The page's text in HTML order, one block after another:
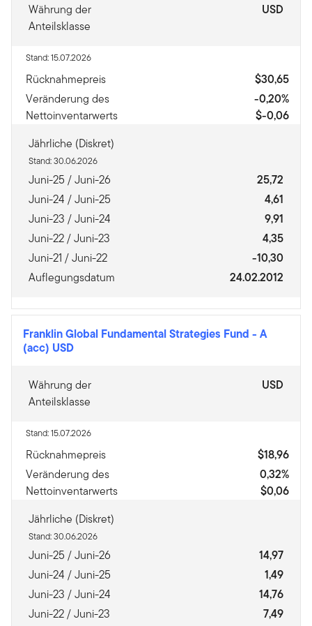
Währung der
Anteilsklasse
USD
Stand: 15.07.2026
Rücknahmepreis
$30,65
Veränderung des
Nettoinventarwerts
-0,20%
$-0,06
Jährliche (Diskret)
Stand: 30.06.2026
Juni-25 / Juni-26
25,72
Juni-24 / Juni-25
4,61
Juni-23 / Juni-24
9,91
Juni-22 / Juni-23
4,35
Juni-21 / Juni-22
-10,30
Auflegungsdatum
24.02.2012
Franklin Global Fundamental Strategies Fund - A
(acc) USD
Währung der
Anteilsklasse
USD
Stand: 15.07.2026
Rücknahmepreis
$18,96
Veränderung des
Nettoinventarwerts
0,32%
$0,06
Jährliche (Diskret)
Stand: 30.06.2026
Juni-25 / Juni-26
14,97
Juni-24 / Juni-25
1,49
Juni-23 / Juni-24
14,76
Juni-22 / Juni-23
7,49